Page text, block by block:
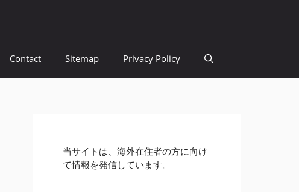
Contact Sitemap Privacy Policy
当サイトは、海外在住者の方に向け
て情報を発信しています。